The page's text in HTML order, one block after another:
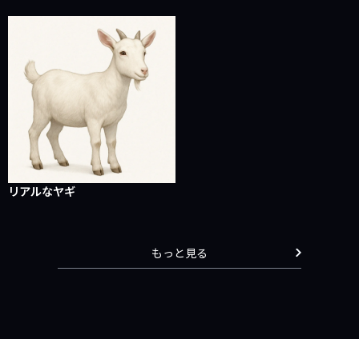
リアルなヤギ
もっと見る